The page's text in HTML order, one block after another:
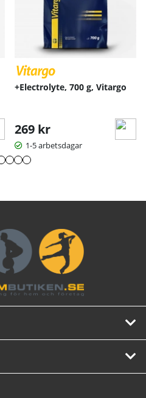
+Electrolyte, 700 g, Vitargo
269 kr
1-5 arbetsdagar